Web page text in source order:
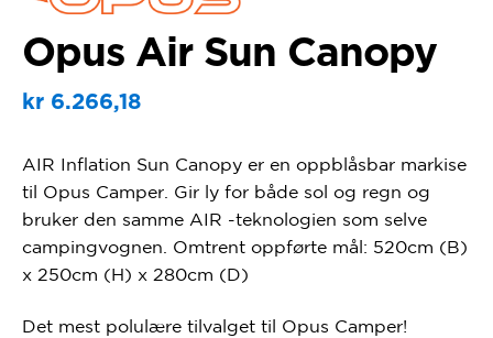
Opus Air Sun Canopy
kr6.266,18
AIR Inflation Sun Canopy er en oppblåsbar markise
til Opus Camper. Gir ly for både sol og regn og
bruker den samme AIR -teknologien som selve
campingvognen. Omtrent oppførte mål: 520cm (B)
x 250cm (H) x 280cm (D)
Det mest polulære tilvalget til Opus Camper!